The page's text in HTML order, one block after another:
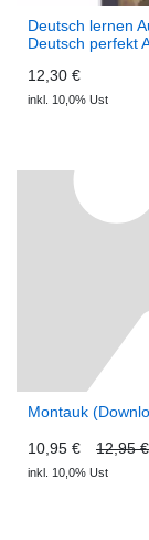
Deutsch lernen
Deutsch perfekt
12,30 €
inkl. 10,0% Ust
Montauk
10,95 € 12,95 €
inkl. 10,0% Ust